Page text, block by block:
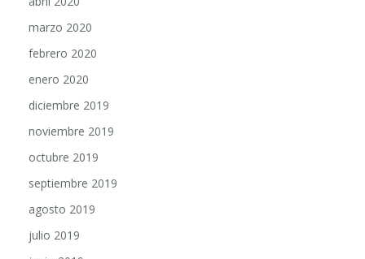
marzo 2020
febrero 2020
enero 2020
diciembre 2019
noviembre 2019
octubre 2019
septiembre 2019
agosto 2019
julio 2019
junio 2019